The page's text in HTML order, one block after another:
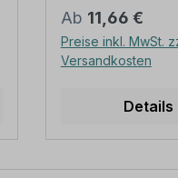
(weiter unten).
Rohrschellen
IVZ-Norm stellen
Verkehrszeichen
erhältlich,
und somit für
Regulärer Preis:
Ab 11,66 €
Preise inkl. MwSt.
Versandkosten
Details